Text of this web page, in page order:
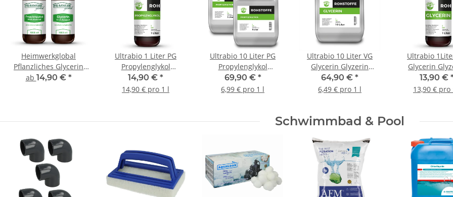
Heimwerkglobal
Pflanzliches Glycerin
E422 Propylenglykol
ab 14,90 € *
Ultrabio 1 Liter PG
Propylenglykol
Propylene Glycol
14,90 € *
14,90 € pro 1 l
Ultrabio 10 Liter PG
Propylenglykol
Propylene Glycol
69,90 € *
6,99 € pro 1 l
Ultrabio 10 Liter VG
Glycerin Glyzerin
Rohstoff
64,90 € *
6,49 € pro 1 l
Ultrabio
Glycerin
Rohstoff
13,90 €
13,90 € pro
Schwimmbad & Pool